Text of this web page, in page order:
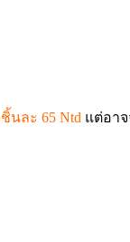
นละ 65 Ntd แต่อา